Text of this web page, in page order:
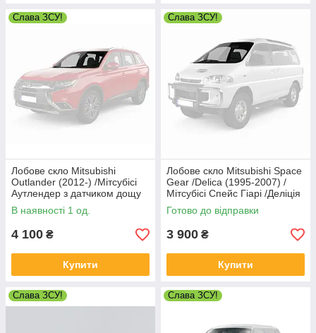
Слава ЗСУ!
Лобове скло Mitsubishi
Outlander (2012-) /Мітсубісі
Аутлендер з датчиком дощу
В наявності 1 од.
4 100 ₴
Купити
Слава ЗСУ!
Лобове скло Mitsubishi Space
Gear /Delica (1995-2007) /
Мітсубісі Спейс Гіарі /Деліція
Готово до відправки
3 900 ₴
Купити
Слава ЗСУ! Слава ЗСУ!